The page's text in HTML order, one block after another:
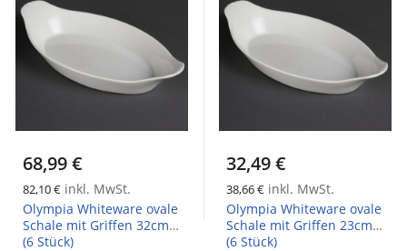
68,99 €
82,10 € inkl. MwSt.
Olympia Whiteware ovale
Schale mit Griffen 32cm
(6 Stück)
32,49 €
38,66 € inkl. MwSt.
Olympia Whiteware ovale
Schale mit Griffen 23cm
(6 Stück)